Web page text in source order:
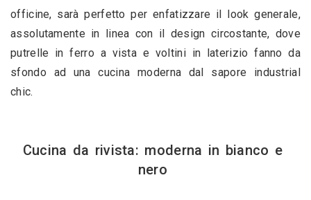
officine, sarà perfetto per enfatizzare il look generale,
assolutamente in linea con il design circostante, dove
putrelle in ferro a vista e voltini in laterizio fanno da
sfondo ad una cucina moderna dal sapore industrial
chic.
Cucina da rivista: moderna in bianco e
nero